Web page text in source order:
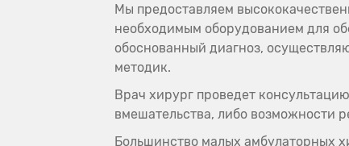
Мы предоставляем
необходимым оборудованием для
обоснованный диагноз,
методик.
Врач хирург проведет
вмешательства, либо возможности
Большинство малых амбулаторных